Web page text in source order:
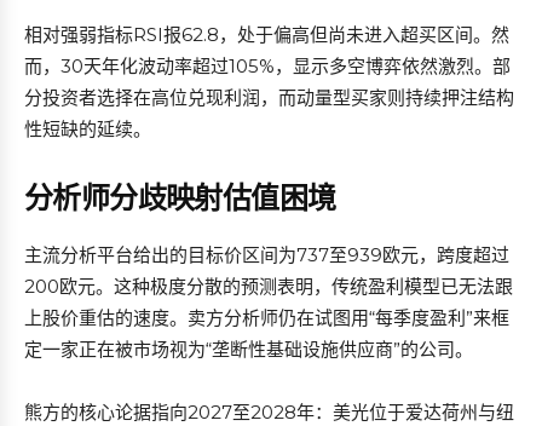
相对强弱指标RSI报62.8，处于偏高但尚未进入超买区间。然
而，30天年化波动率超过105%，显示多空博弈依然激烈。部
分投资者选择在高位兑现利润，而动量型买家则持续押注结构
性短缺的延续。
分析师分歧映射估值困境
主流分析平台给出的目标价区间为737至939欧元，跨度超过
200欧元。这种极度分散的预测表明，传统盈利模型已无法跟
上股价重估的速度。卖方分析师仍在试图用“每季度盈利”来框
定一家正在被市场视为“垄断性基础设施供应商”的公司。
熊方的核心论据指向2027至2028年：美光位于爱达荷州与纽